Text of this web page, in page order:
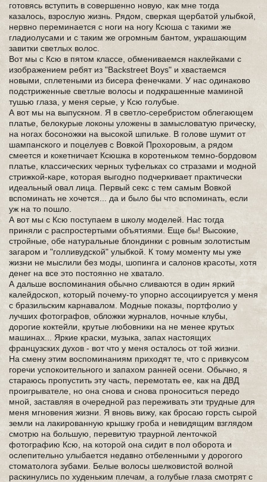
готовясь вступить в совершенно новую, как мне тогда
казалось, взрослую жизнь. Рядом, сверкая щербатой улыбкой,
нервно переминается с ноги на ногу Ксюша с такими же
гладиолусами и с таким же огромным бантом, украшающим
завитки светлых волос.
Вот мы с Ксю в пятом классе, обмениваемся наклейками с
изображением ребят из "Backstreet Boys" и хвастаемся
новыми, сплетеными из бисера фенечками. У нас одинаково
подстриженные светлые волосы и подкрашенные маминой
тушью глаза, у меня серые, у Ксю голубые.
А вот мы на выпускном. Я в светло-серебристом облегающем
платье, белокурые локоны уложены в замысловатую прическу,
на ногах босоножки на высокой шпильке. В голове шумит от
шампанского и поцелуев с Вовкой Прохоровым, а рядом
смеется и кокетничает Ксюшка в коротеньком темно-бордовом
платье, классических черных туфельках со стразами и модной
стрижкой-каре, которая выгодно подчеркивает практически
идеальный овал лица. Первый секс с тем самым Вовкой
вспоминать не хочется... да и было бы что вспоминать, если
уж на то пошло.
А вот мы с Ксю поступаем в школу моделей. Нас тогда
приняли с распростертыми объятиями. Еще бы! Высокие,
стройные, обе натуральные блондинки с ровным золотистым
загаром и "голливудской" улыбкой. К тому моменту мы уже
жизни не мыслили без моды, шопинга и салонов красоты, хотя
денег на все это постоянно не хватало.
А дальше воспоминания обычно сливаются в один яркий
калейдоскоп, который почему-то упорно ассоциируется у меня
с бразильским карнавалом. Модные показы, портфолио у
лучших фотографов, обложки журналов, ночные клубы,
дорогие коктейли, крутые любовники на не менее крутых
машинах... Яркие краски, музыка, запах настоящих
французских духов - вот что у меня осталось от той жизни.
На смену этим воспоминаниям приходят те, что с привкусом
горечи успокоительного и запахом ранней осени. Обычно, я
стараюсь пропустить эту часть, перемотать ее, как на ДВД
проигрывателе, но она снова и снова проноситься передо
мной, заставляя в очередной раз переживать эти трудные для
меня мгновения жизни. Я вновь вижу, как бросаю горсть сырой
земли на лакированную крышку гроба и невидящим взглядом
смотрю на большую, перевитую траурной ленточкой
фотографию Ксю, на которой она сидит в пол оборота и
ослепительно улыбается недавно отбеленными у дорогого
стоматолога зубами. Белые волосы шелковистой волной
раскинулись по худеньким плечам, а голубые глаза смотрят с